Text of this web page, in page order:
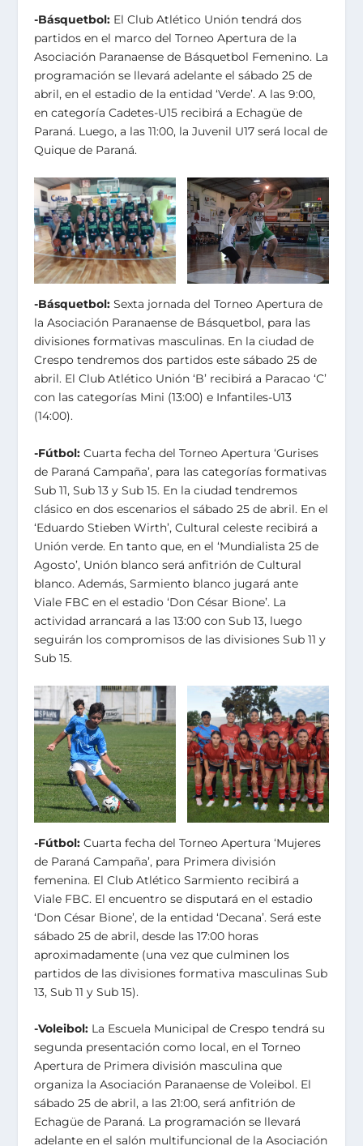
-Básquetbol: El Club Atlético Unión tendrá dos
partidos en el marco del Torneo Apertura de la
Asociación Paranaense de Básquetbol Femenino. La
programación se llevará adelante el sábado 25 de
abril, en el estadio de la entidad ‘Verde’. A las 9:00,
en categoría Cadetes-U15 recibirá a Echagüe de
Paraná. Luego, a las 11:00, la Juvenil U17 será local de
Quique de Paraná.
-Básquetbol:Sexta jornada del Torneo Apertura de
la Asociación Paranaense de Básquetbol, para las
divisiones formativas masculinas. En la ciudad de
Crespo tendremos dos partidos este sábado 25 de
abril. El Club Atlético Unión ‘B’ recibirá a Paracao ‘C’
con las categorías Mini (13:00) e Infantiles-U13
(14:00).
-Fútbol:Cuarta fecha del Torneo Apertura ‘Gurises
de Paraná Campaña’, para las categorías formativas
Sub 11, Sub 13 y Sub 15. En la ciudad tendremos
clásico en dos escenarios el sábado 25 de abril. En el
‘Eduardo Stieben Wirth’, Cultural celeste recibirá a
Unión verde. En tanto que, en el ‘Mundialista 25 de
Agosto’, Unión blanco será anfitrión de Cultural
blanco. Además, Sarmiento blanco jugará ante
Viale FBC en el estadio ‘Don César Bione’. La
actividad arrancará a las 13:00 con Sub 13, luego
seguirán los compromisos de las divisiones Sub 11 y
Sub 15.
-Fútbol: Cuarta fecha del Torneo Apertura ‘Mujeres
de Paraná Campaña’, para Primera división
femenina. El Club Atlético Sarmiento recibirá a
Viale FBC. El encuentro se disputará en el estadio
‘Don César Bione’, de la entidad ‘Decana’. Será este
sábado 25 de abril, desde las 17:00 horas
aproximadamente (una vez que culminen los
partidos de las divisiones formativa masculinas Sub
13, Sub 11 y Sub 15).
-Voleibol: La Escuela Municipal de Crespo tendrá su
segunda presentación como local, en el Torneo
Apertura de Primera división masculina que
organiza la Asociación Paranaense de Voleibol. El
sábado 25 de abril, a las 21:00, será anfitrión de
Echagüe de Paraná. La programación se llevará
adelante en el salón multifuncional de la Asociación